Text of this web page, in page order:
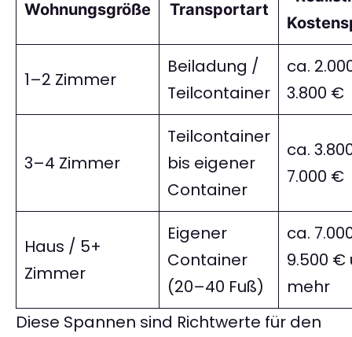
Wohnungsgröße Transportart
1–2 Zimmer
Beiladung /
Teilcontainer
ca.
3.800 €
3–4 Zimmer
Teilcontainer
bis eigener
Container
ca.
7.000 €
Haus / 5+
Zimmer
Eigener
Container
(20–40 Fuß)
ca.
9.500 €
mehr
Diese Spannen sind Richtwerte für den